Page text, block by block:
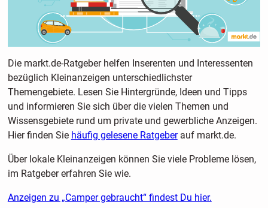
Die markt.de-Ratgeber helfen Inserenten und Interessenten
bezüglich Kleinanzeigen unterschiedlichster
Themengebiete. Lesen Sie Hintergründe, Ideen und Tipps
und informieren Sie sich über die vielen Themen und
Wissensgebiete rund um private und gewerbliche Anzeigen.
Hier finden Sie häufig gelesene Ratgeberauf markt.de.
Über lokale Kleinanzeigen können Sie viele Probleme lösen,
im Ratgeber erfahren Sie wie.
Anzeigen zu „Camper gebraucht“ findest Du hier.